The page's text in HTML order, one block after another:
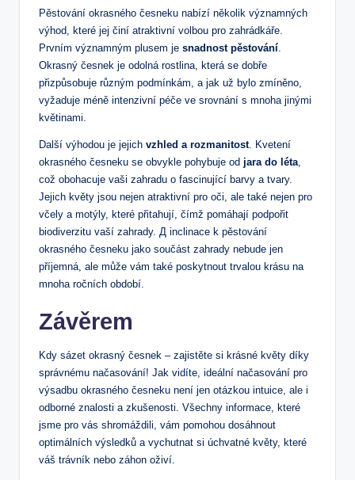
Pěstování okrasného česneku nabízí několik⁢ významných​
výhod, které jej činí atraktivní volbou pro zahrádkáře.
Prvním významným plusem je snadnost pěstování.
Okrasný česnek je odolná rostlina, která se dobře
přizpůsobuje různým podmínkám, a ⁣jak už bylo zmíněno,
vyžaduje méně intenzivní ⁤péče ve srovnání s mnoha jinými
květinami.
Další výhodou je jejich vzhled a ‌rozmanitost. Kvetení
⁣okrasného ​česneku se obvykle pohybuje od jara do léta,
což obohacuje vaši zahradu o fascinující barvy a tvary.
Jejich květy jsou nejen atraktivní pro oči, ale také ​nejen pro
včely a motýly, které přitahují, čímž pomáhají podpořit
biodiverzitu vaší ⁤zahrady. ⁣Д inclinace k pěstování
okrasného česneku jako ‌součást zahrady nebude jen
příjemná, ale může vám také poskytnout ⁤trvalou krásu na
⁢mnoha ročních období.
Závěrem
Kdy ‍sázet okrasný česnek – zajistěte si krásné květy ‍díky
správnému načasování! Jak vidíte, ideální načasování pro
výsadbu okrasného česneku není jen otázkou‌ intuice, ale ⁤i⁤
odborné znalosti ‌a zkušenosti. ⁢Všechny informace, které
jsme ‌pro vás shromáždili, vám pomohou dosáhnout
optimálních výsledků ‍a vychutnat si ‍úchvatné květy, které
⁣váš trávník nebo⁣ záhon ‌oživí.